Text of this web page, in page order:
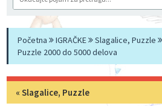
Početna IGRAČKE Slagalice, Puzzle
Puzzle 2000 do 5000 delova
«Slagalice, Puzzle